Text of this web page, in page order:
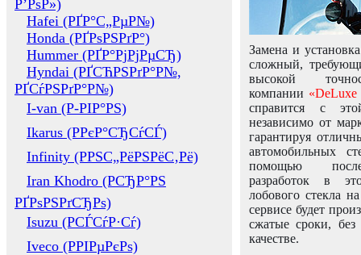
Р’РѕР»)
Hafei (РҐР°С„РµР№)
Honda (РҐРѕРЅРґР°)
Hummer (РҐР°РјРјРµСЂ)
Hyndai (РҐСЋРЅРґР°Р№,
РҐСѓРЅРґР°Р№)
I-van (Р-РІР°РЅ)
Ikarus (РРєР°СЂСѓСЃ)
Infinity (РРЅС„РёРЅРёС‚Рё)
Iran Khodro (РСЂР°РЅ
РҐРѕРЅРґСЂРѕ)
Isuzu (РСЃСѓР·Сѓ)
Iveco (РРІРµРєРѕ)
Замена и
сложный,
высокой
компании «DeLuxe
справится с
независимо от
гарантируя
автомобильных
помощью
разработок в
лобового стекла
сервисе будет
сжатые сроки,
качестве.